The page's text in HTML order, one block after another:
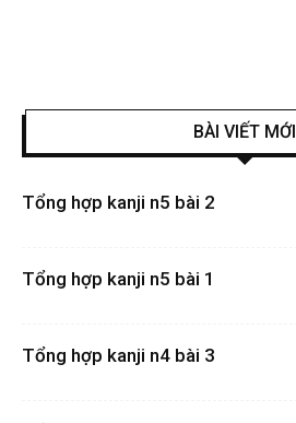
BÀI VIẾT MỚI
Tổng hợp kanji n5 bài 2
Tổng hợp kanji n5 bài 1
Tổng hợp kanji n4 bài 3